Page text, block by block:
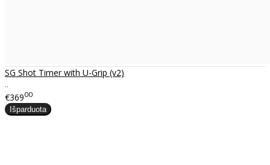
SG Shot Timer with U-Grip (v2)
..
€36900